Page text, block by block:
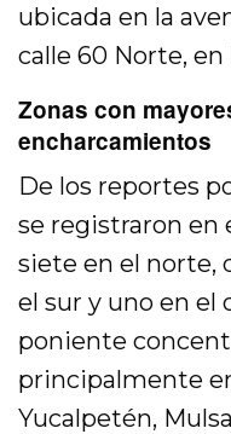
ubicada en la
calle 60 Norte,
Zonas con
encharcamientos
De los reportes
se registraron en
siete en el norte,
el sur y uno en el
poniente
principalmente
Yucalpetén,